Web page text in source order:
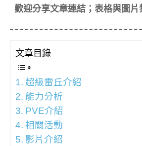
歡迎分享文章連結；表格與圖片
文章目錄
超級雷丘介紹
能力分析
PVE介紹
相關活動
影片介紹